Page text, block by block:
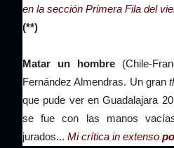
en la sección Primera Fila del
(**)
Matar un hombre(Chile-
Fernández Almendras. Un gran
que pude ver en Guadalajara
se fue con las manos
jurados... Mi crítica in extenso